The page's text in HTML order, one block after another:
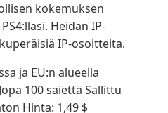
kokemuksen
Heidän IP-
IP-osoitteita.
ja EU:n alueella
100 säiettä Sallittu
Hinta: 1,49 $